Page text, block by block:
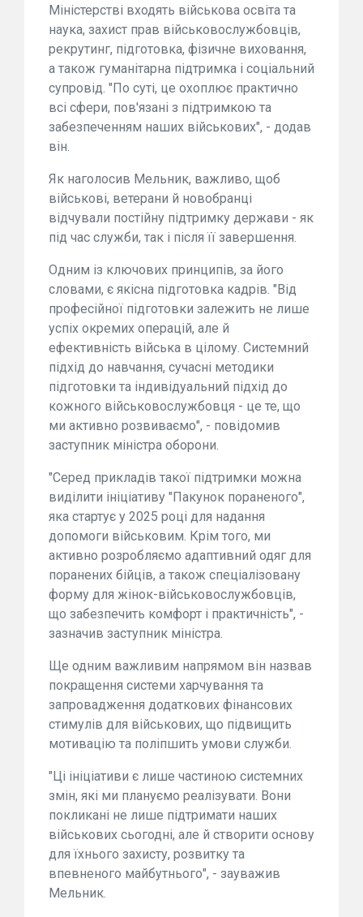
Міністерстві входять військова освіта та
наука, захист прав військовослужбовців,
рекрутинг, підготовка, фізичне виховання,
а також гуманітарна підтримка і соціальний
супровід. "По суті, це охоплює практично
всі сфери, пов'язані з підтримкою та
забезпеченням наших військових", - додав
він.
Як наголосив Мельник, важливо, щоб
військові, ветерани й новобранці
відчували постійну підтримку держави - як
під час служби, так і після її завершення.
Одним із ключових принципів, за його
словами, є якісна підготовка кадрів. "Від
професійної підготовки залежить не лише
успіх окремих операцій, але й
ефективність війська в цілому. Системний
підхід до навчання, сучасні методики
підготовки та індивідуальний підхід до
кожного військовослужбовця - це те, що
ми активно розвиваємо", - повідомив
заступник міністра оборони.
"Серед прикладів такої підтримки можна
виділити ініціативу "Пакунок пораненого",
яка стартує у 2025 році для надання
допомоги військовим. Крім того, ми
активно розробляємо адаптивний одяг для
поранених бійців, а також спеціалізовану
форму для жінок-військовослужбовців,
що забезпечить комфорт і практичність", -
зазначив заступник міністра.
Ще одним важливим напрямом він назвав
покращення системи харчування та
запровадження додаткових фінансових
стимулів для військових, що підвищить
мотивацію та поліпшить умови служби.
"Ці ініціативи є лише частиною системних
змін, які ми плануємо реалізувати. Вони
покликані не лише підтримати наших
військових сьогодні, але й створити основу
для їхнього захисту, розвитку та
впевненого майбутнього", - зауважив
Мельник.